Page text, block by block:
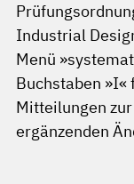
Industrial
Menü
Buchstaben
Mitteilungen
ergänzenden